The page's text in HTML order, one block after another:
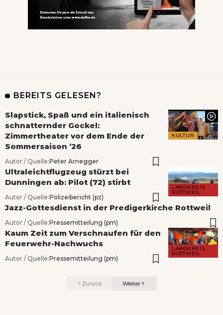
BEREITS GELESEN?
KULTUR
Slapstick, Spaß und ein italienisch
schnatternder Gockel:
Zimmertheater vor dem Ende der
Sommersaison ’26
Autor / Quelle:Peter Arnegger
LANDKREIS
ROTTWEIL
Ultraleichtflugzeug stürzt bei
Dunningen ab: Pilot (72) stirbt
Autor / Quelle:Polizeibericht (pz)
Jazz-Gottesdienst in der Predigerkirche Rottweil
Autor / Quelle:Pressemitteilung (pm)
LANDKREIS
ROTTWEIL
Kaum Zeit zum Verschnaufen für den
Feuerwehr-Nachwuchs
Autor / Quelle:Pressemitteilung (pm)
Zurück Weiter